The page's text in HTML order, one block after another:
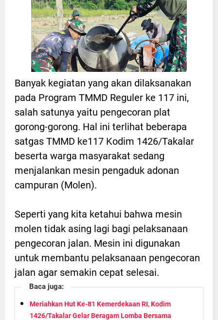
Banyak kegiatan yang akan dilaksanakan
pada Program TMMD Reguler ke 117 ini,
salah satunya yaitu pengecoran plat
gorong-gorong. Hal ini terlihat beberapa
satgas TMMD ke117 Kodim 1426/Takalar
beserta warga masyarakat sedang
menjalankan mesin pengaduk adonan
campuran (Molen).
Seperti yang kita ketahui bahwa mesin
molen tidak asing lagi bagi pelaksanaan
pengecoran jalan. Mesin ini digunakan
untuk membantu pelaksanaan pengecoran
jalan agar semakin cepat selesai.
Baca juga:
Meriahkan Hut Ke-81 Kemerdekaan RI, Kodim
1426/Takalar Gelar Beragam Lomba Bersama